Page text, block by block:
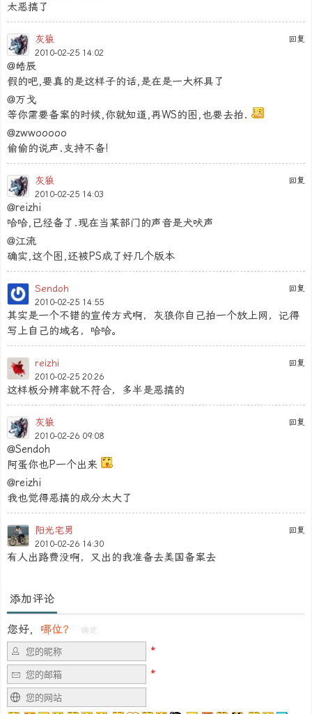
太恶搞了
回复
灰狼
2010-02-25 14:02
@皓辰
假的吧,要真的是这样子的话,是在是一大杯具了
@万戈
等你需要备案的时候,你就知道,再WS的图,也要去拍.
@zwwooooo
偷偷的说声.支持不备!
回复
灰狼
2010-02-25 14:03
@reizhi
哈哈,已经备了.现在当某部门的声音是犬吠声
@江流
确实,这个图,还被PS成了好几个版本
回复
Sendoh
2010-02-25 14:55
其实是一个不错的宣传方式啊，灰狼你自己拍一个放上网，记得
写上自己的域名，哈哈。
回复
reizhi
2010-02-25 20:26
这样板分辨率就不符合，多半是恶搞的
回复
灰狼
2010-02-26 09:08
@Sendoh
阿蛋你也P一个出来
@reizhi
我也觉得恶搞的成分太大了
回复
阳光宅男
2010-02-26 14:30
有人出路费没啊，又出的我准备去美国备案去
添加评论
您好， 哪位？ 确定